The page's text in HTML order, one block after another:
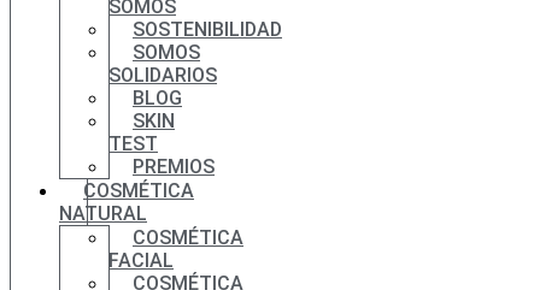
SOMOS
SOSTENIBILIDAD
SOMOS
SOLIDARIOS
BLOG
SKIN
TEST
PREMIOS
COSMÉTICA
NATURAL
COSMÉTICA
FACIAL
COSMÉTICA